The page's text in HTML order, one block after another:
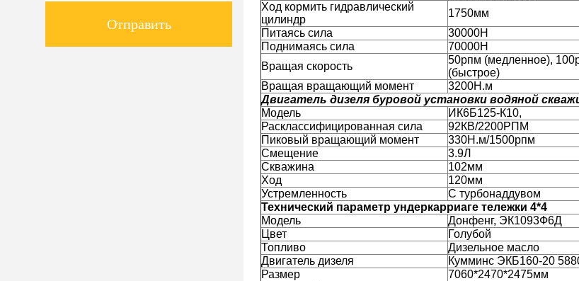
Отправить
Ход кормить гидравлический
цилиндр
1750мм
Питаясь сила
30000Н
Поднимаясь сила
70000Н
Вращая скорость
50рпм (медленное),
(быстрое)
Вращая вращающий момент
3200Н.м
Двигатель дизеля буровой установки водяной
Модель
ИК6Б125-К10,
Расклассифицированная сила
92КВ/2200РПМ
Пиковый вращающий момент
330Н.м/1500рпм
Смещение
3.9Л
Скважина
102мм
Ход
120мм
Устремленность
С турбонаддувом
Технический параметр ундеркарриаге тележки 4*4
Модель
Донфенг, ЭК1093Ф6Д
Цвет
Голубой
Топливо
Дизельное масло
Двигатель дизеля
Кумминс ЭКБ160-20
Размер
7060*2470*2475мм